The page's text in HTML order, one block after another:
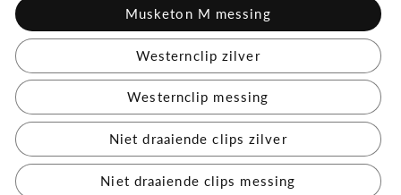
Musketon M messing
Westernclip zilver
Westernclip messing
Niet draaiende clips zilver
Niet draaiende clips messing